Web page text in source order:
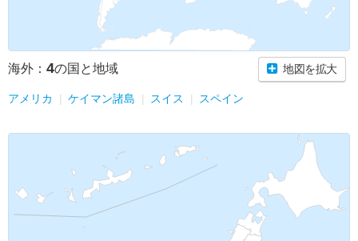
海外： 4の国と地域 地図を拡大
アメリカ ケイマン諸島 スイス スペイン